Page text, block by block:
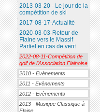
2013-03-20 - Le jour de la
compétition de ski
2017-08-17-Actualité
2020-03-03-Retour de
Flaine vers le Massif
Partiel en cas de vent
2022-08-11-Compétition de
golf de l’Association Flainoise
2010 - Evènements
2011 - Evènements
2012 - Evènements
2013 - Musique Classique à
Flaine